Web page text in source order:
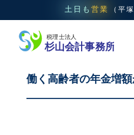
土日も 営業 （平塚
働く高齢者の年金増額